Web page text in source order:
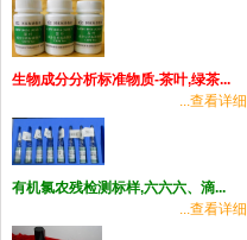
生物成分分析标准物质-茶叶,绿茶...
...查看详细
有机氯农残检测标样,六六六、滴...
...查看详细